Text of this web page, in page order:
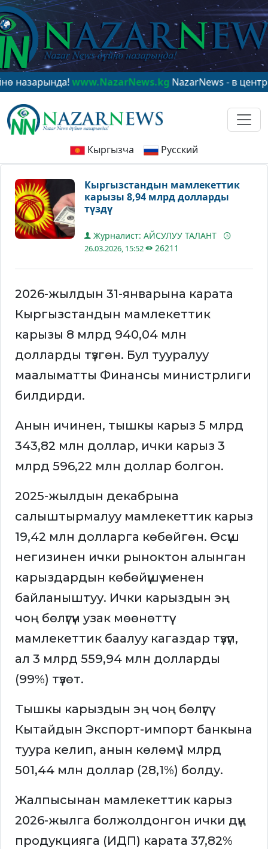
www.NazarNews.kgNazarNews - в центре
Кыргызча Русский
Кыргызстандын мамлекеттик
карызы 8,94 млрд долларды
түздү
Журналист: АЙСУЛУУ ТАЛАНТ
26.03.2026, 15:52 26211
2026-жылдын 31-январына карата
Кыргызстандын мамлекеттик
карызы 8 млрд 940,04 млн
долларды түзгөн. Бул тууралуу
маалыматты Финансы министрлиги
билдирди.
Анын ичинен, тышкы карыз 5 млрд
343,82 млн доллар, ички карыз 3
млрд 596,22 млн доллар болгон.
2025-жылдын декабрына
салыштырмалуу мамлекеттик карыз
19,42 млн долларга көбөйгөн. Өсүш
негизинен ички рыноктон алынган
карыздардын көбөйүшү менен
байланыштуу. Ички карыздын эң
чоң бөлүгүн узак мөөнөттүү
мамлекеттик баалуу кагаздар түзүп,
ал 3 млрд 559,94 млн долларды
(99%) түзөт.
Тышкы карыздын эң чоң бөлүгү
Кытайдын Экспорт-импорт банкына
туура келип, анын көлөмү 1 млрд
501,44 млн доллар (28,1%) болду.
Жалпысынан мамлекеттик карыз
2026-жылга болжолдонгон ички дүң
продукцияга (ИДП) карата 37,82%